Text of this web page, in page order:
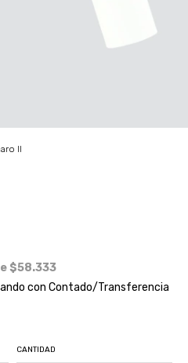
II
$58.333
con Contado/Transferencia
CANTIDAD